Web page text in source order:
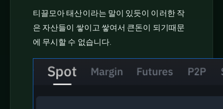
티끌모아 태산이라는 말이 있듯이 이러한 작
은 자산들이 쌓이고 쌓여서 큰돈이 되기때문
에 무시할 수 없습니다.